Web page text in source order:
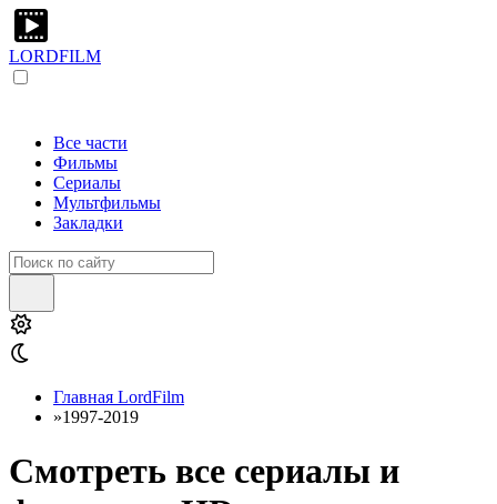
LORDFILM
Все части
Фильмы
Сериалы
Мультфильмы
Закладки
Главная LordFilm
»1997-2019
Смотреть все сериалы и